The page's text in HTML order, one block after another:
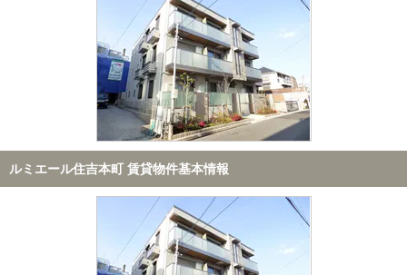
ルミエール住吉本町 賃貸物件基本情報